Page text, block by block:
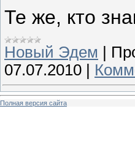
Те же, кто
Новый Эдем
07.07.2010
Полная версия сайта